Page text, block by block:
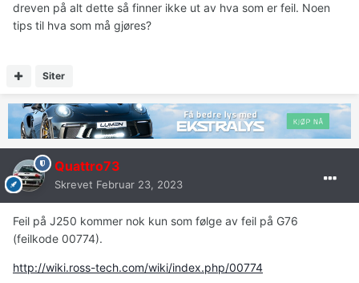
dreven på alt dette så finner ikke ut av hva som er feil. Noen
tips til hva som må gjøres?
Siter
Quattro73
Skrevet Februar 23, 2023
Feil på J250 kommer nok kun som følge av feil på G76
(feilkode 00774).
http://wiki.ross-tech.com/wiki/index.php/00774